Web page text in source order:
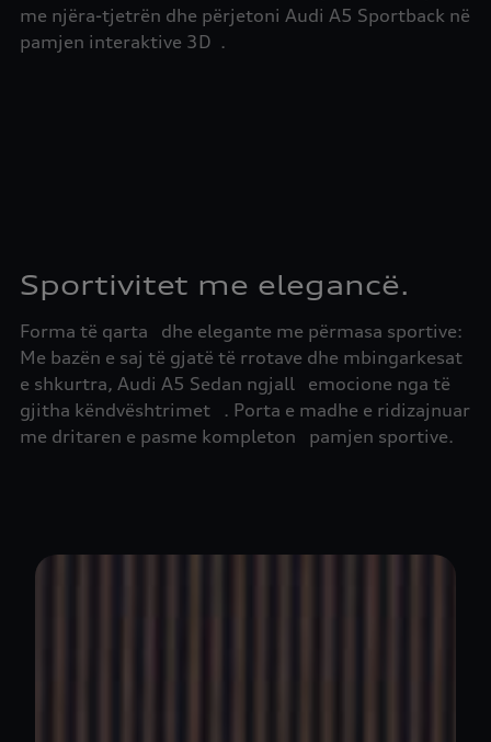
me njëra-tjetrën dhe përjetoni Audi A5 Sportback në
pamjen interaktive 3D .
Sportivitet me elegancë.
Forma të qarta dhe elegante me përmasa sportive:
Me bazën e saj të gjatë të rrotave dhe mbingarkesat
e shkurtra, Audi A5 Sedan ngjall emocione nga të
gjitha këndvështrimet . Porta e madhe e ridizajnuar
me dritaren e pasme kompleton pamjen sportive.